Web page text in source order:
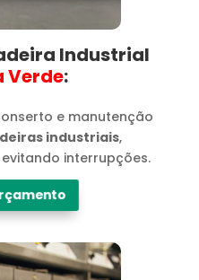
Industrial
Verde​:
e manutenção
industriais,
interrupções.